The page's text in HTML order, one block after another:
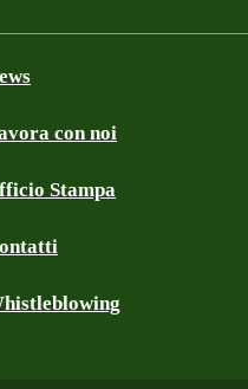
con noi
Stampa